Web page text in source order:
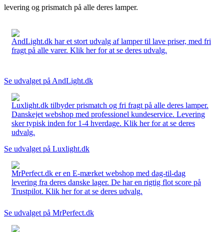
levering og prismatch på alle deres lamper.
AndLight.dk har et stort udvalg af lamper til lave priser, med fri
fragt på alle varer. Klik her for at se deres udvalg.
Se udvalget på AndLight.dk
Luxlight.dk tilbyder prismatch og fri fragt på alle deres lamper.
Danskejet webshop med professionel kundeservice. Levering
sker typisk inden for 1-4 hverdage. Klik her for at se deres
udvalg.
Se udvalget på Luxlight.dk
MrPerfect.dk er en E-mærket webshop med dag-til-dag
levering fra deres danske lager. De har en rigtig flot score på
Trustpilot. Klik her for at se deres udvalg.
Se udvalget på MrPerfect.dk